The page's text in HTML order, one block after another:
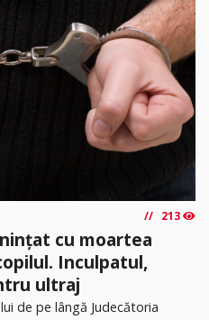
213
cu moartea
Inculpatul,
ultraj
de pe lângă Judecătoria